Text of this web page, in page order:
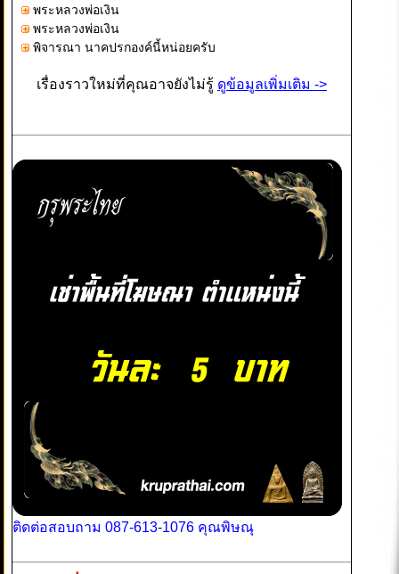
พระหลวงพ่อเงิน
พระหลวงพ่อเงิน
พิจารณา นาคปรกองค์นี้หน่อยครับ
เรื่องราวใหม่ที่คุณอาจยังไม่รู้ ดูข้อมูลเพิ่มเติม ->
ติดต่อสอบถาม 087-613-1076 คุณพิษณุ